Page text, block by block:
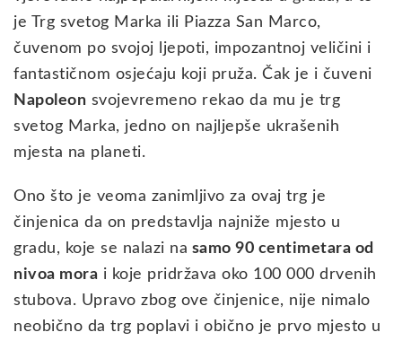
je Trg svetog Marka ili Piazza San Marco,
čuvenom po svojoj ljepoti, impozantnoj veličini i
fantastičnom osjećaju koji pruža. Čak je i čuveni
Napoleon svojevremeno rekao da mu je trg
svetog Marka, jedno on najljepše ukrašenih
mjesta na planeti.
Ono što je veoma zanimljivo za ovaj trg je
činjenica da on predstavlja najniže mjesto u
gradu, koje se nalazi na samo 90 centimetara od
nivoa mora i koje pridržava oko 100 000 drvenih
stubova. Upravo zbog ove činjenice, nije nimalo
neobično da trg poplavi i obično je prvo mjesto u